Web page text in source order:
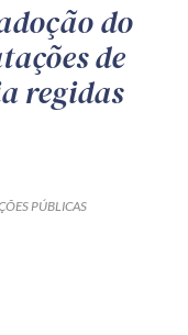
de Dados
do
de
regidas
PÚBLICAS